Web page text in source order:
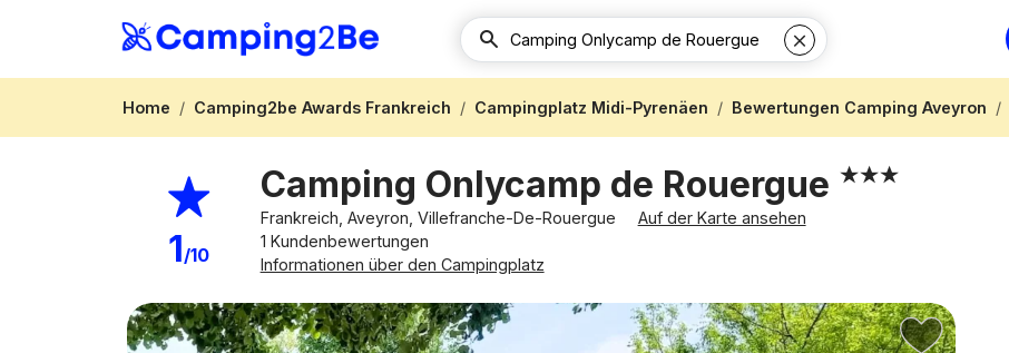
Home Camping2be Awards Frankreich Campingplatz Midi-Pyrenäen Bewertungen Camping Aveyron
1/10
Camping Onlycamp de Rouergue
Frankreich, Aveyron, Villefranche-De-Rouergue
Auf der Karte ansehen
1 Kundenbewertungen
Informationen über den Campingplatz